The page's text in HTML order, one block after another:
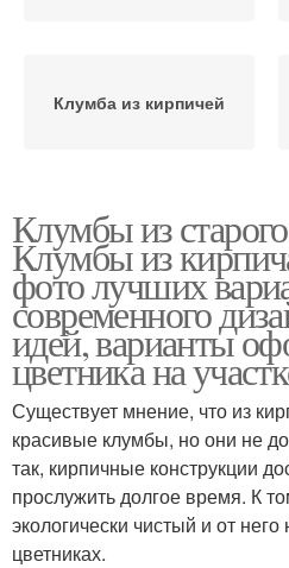
Клумба из кирпичей
оригинальные
бордюры
Клумба из кирпича
Клумбы из
Клумбы из
фото лучших
современного
идей, варианты
цветника на
Существует мнение, что из
красивые клумбы, но они не
так, кирпичные конструкции
прослужить долгое время. К
экологически чистый и от него
цветниках.